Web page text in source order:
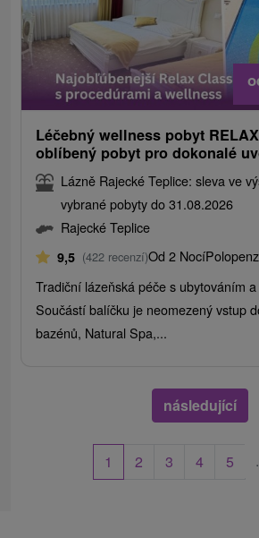
Léčebný wellness pobyt
oblíbený pobyt pro dokonalé
Lázně Rajecké Teplice: sleva ve
vybrané pobyty do 31.08.2026
Rajecké Teplice
9,5 (422 recenzí)Od 2 Nocí
Tradiční lázeňská péče s ubytováním
Součástí balíčku je neomezený vstup
bazénů, Natural Spa,...
následující
1 2 3 4 5